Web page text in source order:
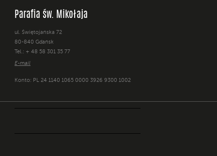
Parafia św. Mikołaja
ul. Świętojańska 72
80-840 Gdańsk
Tel.: + 48 58 301 35 77
E-mail
Konto: PL 24 1140 1065 0000 3926 9300 1002